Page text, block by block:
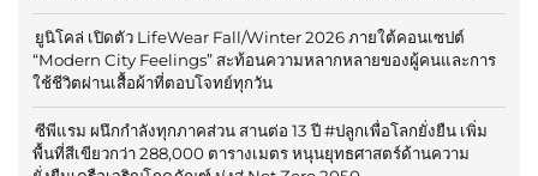
ยูนิโคล่ เปิดตัว LifeWear Fall/Winter 2026 ภายใต้คอนเซปต์
“Modern City Feelings” สะท้อนความหลากหลายของผู้คนและการ
ใช้ชีวิตผ่านเสื้อผ้าที่ตอบโจทย์ทุกวัน
ซีพีแรม ผนึกกำลังทุกภาคส่วน สานต่อ 13 ปี #ปลูกเพื่อโลกยั่งยืน เพิ่ม
พื้นที่สีเขียวกว่า 288,000 ตารางเมตร หนุนยุทธศาสตร์ด้านความ